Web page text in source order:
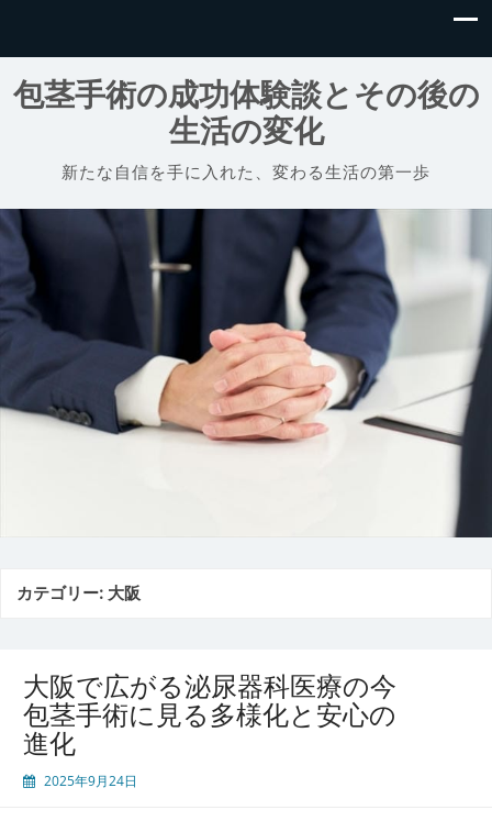
包茎手術の成功体験談とその後の
生活の変化
新たな自信を手に入れた、変わる生活の第一歩
カテゴリー:大阪
大阪で広がる泌尿器科医療の今
包茎手術に見る多様化と安心の
進化
2025年9月24日